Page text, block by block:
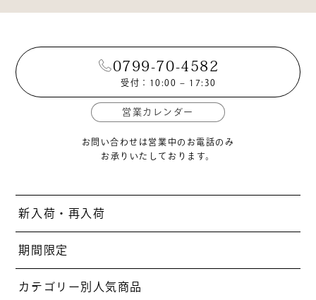
0799-70-4582
受付：10:00 – 17:30
営業カレンダー
お問い合わせは営業中のお電話のみ
お承りいたしております。
新入荷・再入荷
期間限定
カテゴリー別人気商品